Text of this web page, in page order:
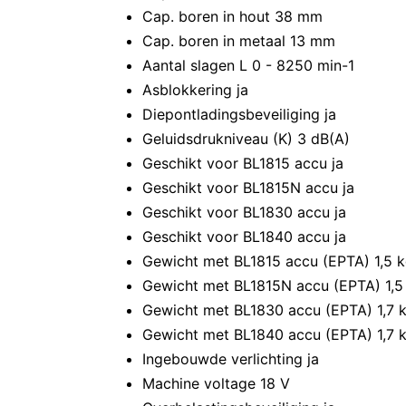
Cap. boren in hout 38 mm
Cap. boren in metaal 13 mm
Aantal slagen L 0 - 8250 min-1
Asblokkering ja
Diepontladingsbeveiliging ja
Geluidsdrukniveau (K) 3 dB(A)
Geschikt voor BL1815 accu ja
Geschikt voor BL1815N accu ja
Geschikt voor BL1830 accu ja
Geschikt voor BL1840 accu ja
Gewicht met BL1815 accu (EPTA) 1,5
Gewicht met BL1815N accu (EPTA)
Gewicht met BL1830 accu (EPTA) 1,7
Gewicht met BL1840 accu (EPTA) 1,7
Ingebouwde verlichting ja
Machine voltage 18 V